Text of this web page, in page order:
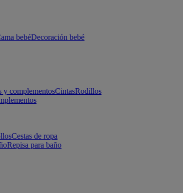
bebéDecoración bebé
y complementosCintasRodillos
Cestas de ropa
Repisa para baño